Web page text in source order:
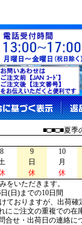
■□■□■夏季
8 9
10
日
月
休
休
いただきます。
(日)までの10日間
ておりますが、出荷
ご注文の重複での在
せ・出荷日の連絡に